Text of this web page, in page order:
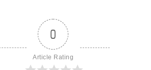
0
Article Rating